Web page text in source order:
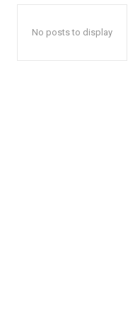
No posts to display